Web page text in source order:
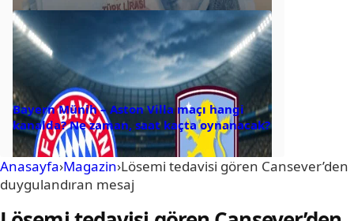
Bayern Münih – Aston Villa maçı hangi
kanalda? Ne zaman, saat kaçta oynanacak?
Anasayfa›Magazin›Lösemi tedavisi gören Cansever’den
duygulandıran mesaj